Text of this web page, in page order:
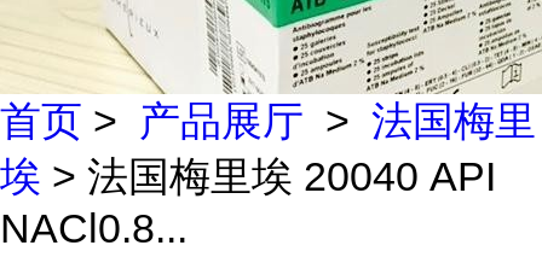
首页 > 产品展厅 > 法国梅里
埃 > 法国梅里埃 20040 API
NACl0.8...